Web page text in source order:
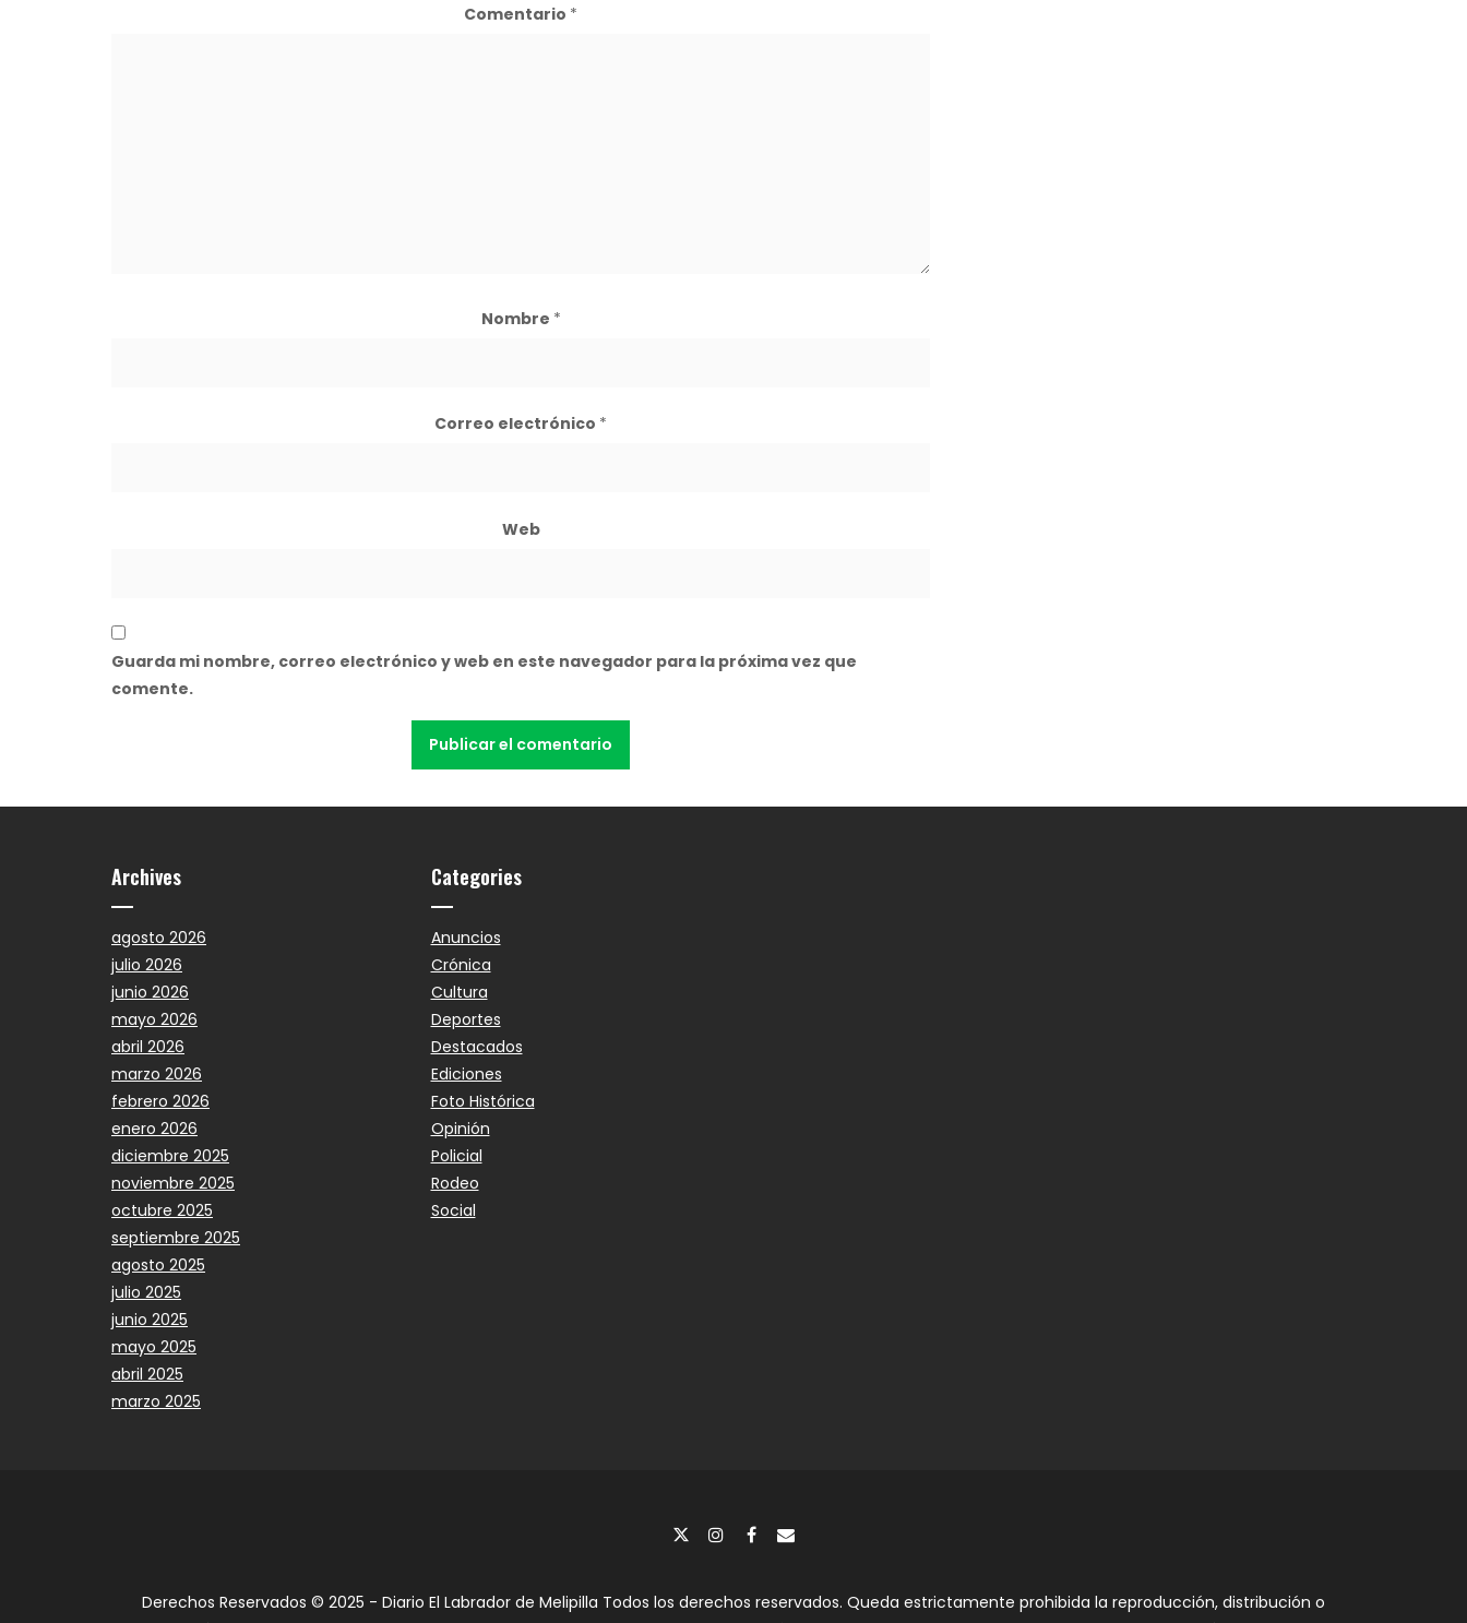
Comentario *
Nombre *
Correo electrónico *
Web
Guarda mi nombre, correo electrónico y web en este navegador para la próxima vez que
comente.
Archives
agosto 2026
julio 2026
junio 2026
mayo 2026
abril 2026
marzo 2026
febrero 2026
enero 2026
diciembre 2025
noviembre 2025
octubre 2025
septiembre 2025
agosto 2025
julio 2025
junio 2025
mayo 2025
abril 2025
marzo 2025
Categories
Anuncios
Crónica
Cultura
Deportes
Destacados
Ediciones
Foto Histórica
Opinión
Policial
Rodeo
Social
Derechos Reservados © 2025 - Diario El Labrador de Melipilla Todos los derechos reservados. Queda estrictamente prohibida la reproducción, distribución o